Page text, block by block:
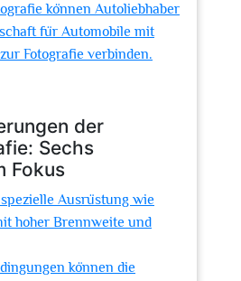
können Autoliebhaber
für Automobile mit
Fotografie verbinden.
der
Sechs
Fokus
Ausrüstung wie
hoher Brennweite und
können die